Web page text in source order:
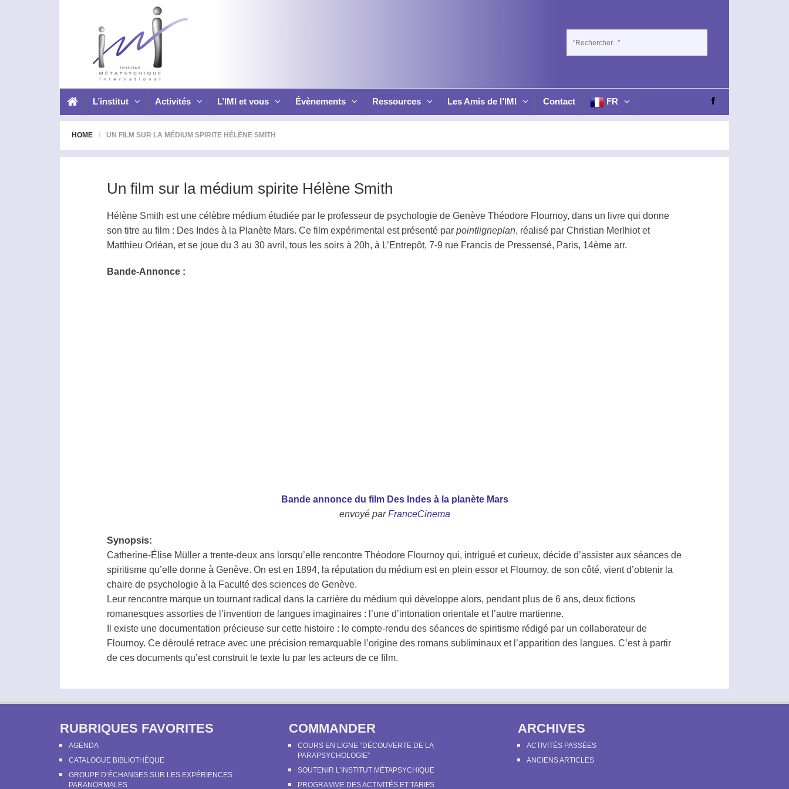
L’institut Activités L’IMI et vous Évènements Ressources Les Amis de l’IMI Contact FR
HOME UN FILM SUR LA MÉDIUM SPIRITE HÉLÈNE SMITH
Un film sur la médium spirite Hélène Smith
Hélène Smith est une célèbre médium étudiée par le professeur de psychologie de Genève Théodore Flournoy, dans un livre qui donne
son titre au film : Des Indes à la Planète Mars. Ce film expérimental est présenté par pointligneplan, réalisé par Christian Merlhiot et
Matthieu Orléan, et se joue du 3 au 30 avril, tous les soirs à 20h, à L’Entrepôt, 7-9 rue Francis de Pressensé, Paris, 14ème arr.
Bande-Annonce :
Bande annonce du film Des Indes à la planète Mars
envoyé parFranceCinema
Synopsis:
Catherine-Élise Müller a trente-deux ans lorsqu’elle rencontre Théodore Flournoy qui, intrigué et curieux, décide d’assister aux séances de
spiritisme qu’elle donne à Genève. On est en 1894, la réputation du médium est en plein essor et Flournoy, de son côté, vient d’obtenir la
chaire de psychologie à la Faculté des sciences de Genève.
Leur rencontre marque un tournant radical dans la carrière du médium qui développe alors, pendant plus de 6 ans, deux fictions
romanesques assorties de l’invention de langues imaginaires : l’une d’intonation orientale et l’autre martienne.
Il existe une documentation précieuse sur cette histoire : le compte-rendu des séances de spiritisme rédigé par un collaborateur de
Flournoy. Ce déroulé retrace avec une précision remarquable l’origine des romans subliminaux et l’apparition des langues. C’est à partir
de ces documents qu’est construit le texte lu par les acteurs de ce film.
RUBRIQUES FAVORITES
AGENDA
CATALOGUE BIBLIOTHÈQUE
GROUPE D’ÉCHANGES SUR LES EXPÉRIENCES
PARANORMALES
COMMANDER
COURS EN LIGNE “DÉCOUVERTE DE LA
PARAPSYCHOLOGIE”
SOUTENIR L’INSTITUT MÉTAPSYCHIQUE
PROGRAMME DES ACTIVITÉS ET TARIFS
ARCHIVES
ACTIVITÉS PASSÉES
ANCIENS ARTICLES